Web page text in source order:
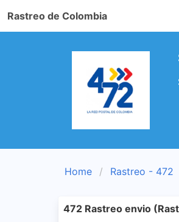
Rastreo de Colombia
Home Rastreo - 472
472 Rastreo envio